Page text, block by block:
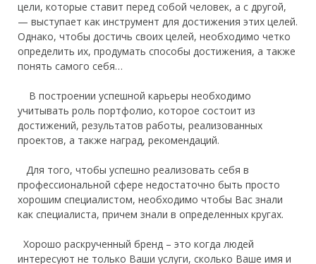
цели, которые ставит перед собой человек, а с другой,
— выступает как инструмент для достижения этих целей.
Однако, чтобы достичь своих целей, необходимо четко
определить их, продумать способы достижения, а также
понять самого себя…
В построении успешной карьеры необходимо
учитывать роль портфолио, которое состоит из
достижений, результатов работы, реализованных
проектов, а также наград, рекомендаций.
Для того, чтобы успешно реализовать себя в
профессиональной сфере недостаточно быть просто
хорошим специалистом, необходимо чтобы Вас знали
как специалиста, причем знали в определенных кругах.
Хорошо раскрученный бренд – это когда людей
интересуют не только Ваши услуги, сколько Ваше имя и